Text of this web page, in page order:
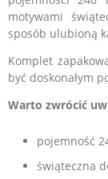
motywami
sposób ulubioną
Komplet
być doskonałym
Warto zwrócić
pojemność
świąteczna